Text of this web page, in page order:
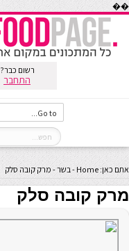
��
רשום כבר?
התחבר
אתם כאן: Home
-בשר- מרק קובה סלק
מרק קובה סלק